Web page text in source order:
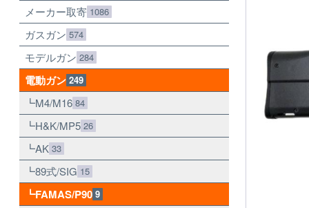
メーカー取寄 1086
ガスガン 574
モデルガン 284
電動ガン 249
M4/M16 84
H&K/MP5 26
AK 33
89式/SIG 15
FAMAS/P90 9